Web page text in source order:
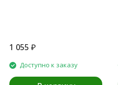
1 055 ₽
Доступно к заказу